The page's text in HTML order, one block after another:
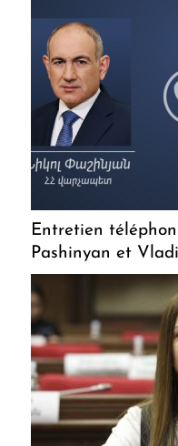
Entretien
Pashinyan et